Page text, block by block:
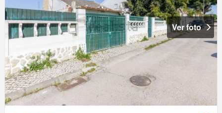
Ver foto